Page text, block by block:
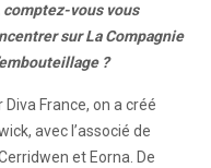
comptez-vous vous
sur La Compagnie
?
France, on a créé
avec l’associé de
et Eorna. De